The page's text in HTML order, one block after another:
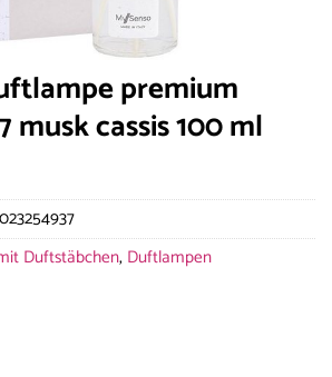
premium
musk cassis 100 ml
Duftstäbchen, Duftlampen